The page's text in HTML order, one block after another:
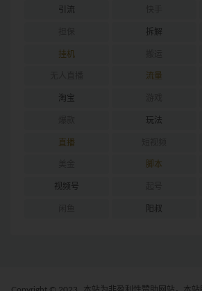
引流
拆解
挂机
流量
淘宝
玩法
直播
脚本
视频号
阳叔